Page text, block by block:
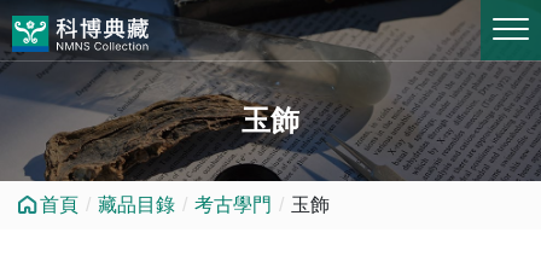
跳到中央內容區塊
玉飾
首頁 藏品目錄 考古學門 玉飾